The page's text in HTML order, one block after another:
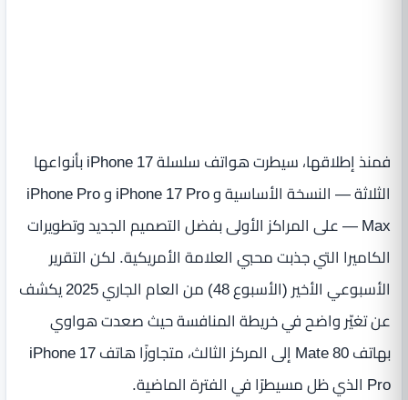
فمنذ إطلاقها، سيطرت هواتف سلسلة iPhone 17 بأنواعها
الثلاثة — النسخة الأساسية و iPhone 17 Pro و iPhone Pro
Max — على المراكز الأولى بفضل التصميم الجديد وتطويرات
الكاميرا التي جذبت محبي العلامة الأمريكية. لكن التقرير
الأسبوعي الأخير (الأسبوع 48) من العام الجاري 2025 يكشف
عن تغيّر واضح في خريطة المنافسة حيث صعدت هواوي
بهاتف Mate 80 إلى المركز الثالث، متجاوزًا هاتف iPhone 17
Pro الذي ظل مسيطرًا في الفترة الماضية.